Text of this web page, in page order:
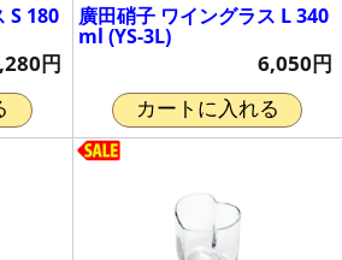
S 180
円
廣田硝子 ワイングラス L 340
ml (YS-3L)
6,050円
カートに入れる